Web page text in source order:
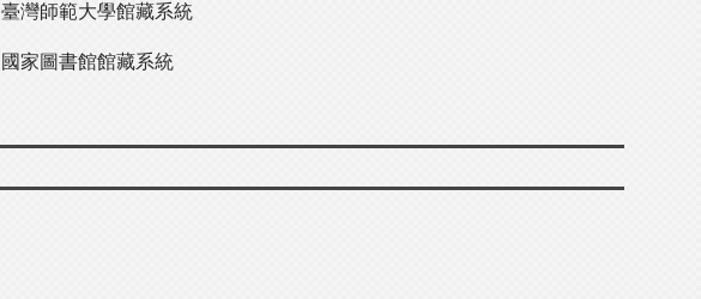
臺灣師範大學館藏系統
國家圖書館館藏系統